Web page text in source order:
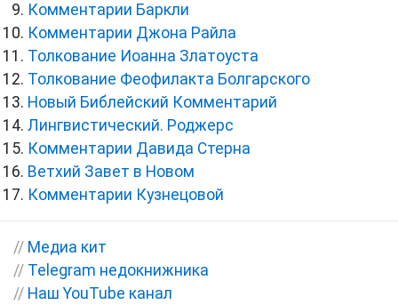
Комментарии Баркли
Комментарии Джона Райла
Толкование Иоанна Златоуста
Толкование Феофилакта Болгарского
Новый Библейский Комментарий
Лингвистический. Роджерс
Комментарии Давида Стерна
Ветхий Завет в Новом
Комментарии Кузнецовой
// Медиа кит
// Telegram недокнижника
// Наш YouTube канал